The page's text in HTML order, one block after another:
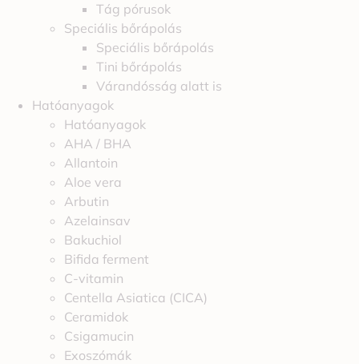
Tág pórusok
Speciális bőrápolás
Speciális bőrápolás
Tini bőrápolás
Várandósság alatt is
Hatóanyagok
Hatóanyagok
AHA / BHA
Allantoin
Aloe vera
Arbutin
Azelainsav
Bakuchiol
Bifida ferment
C-vitamin
Centella Asiatica (CICA)
Ceramidok
Csigamucin
Exoszómák